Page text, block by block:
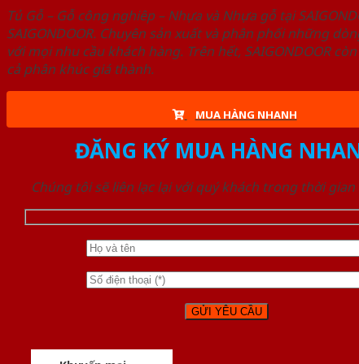
Tủ Gỗ – Gỗ công nghiêp – Nhựa và Nhựa gỗ tại
SAIGONDOOR. Chuyên sản xuất và phân phối những
với mọi nhu cầu khách hàng. Trên hết, SAIGONDOOR
cả phân khúc giá thành.
MUA HÀNG NHANH
ĐĂNG KÝ MUA HÀNG
Chúng tôi sẽ liên lạc lại với quý khách trong thời